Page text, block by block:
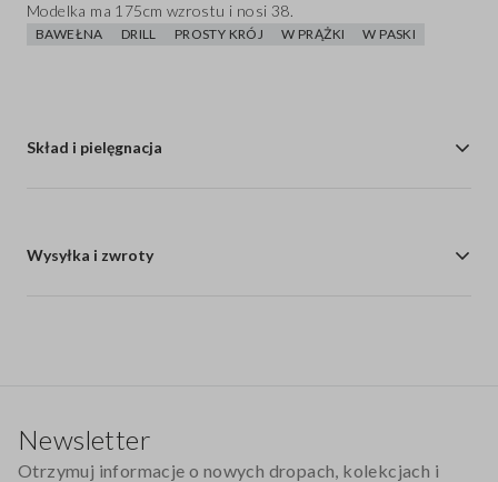
Modelka ma 175cm wzrostu i nosi 38.
BAWEŁNA DRILL PROSTY KRÓJ W PRĄŻKI W PASKI
Skład i pielęgnacja
Wysyłka i zwroty
Newsletter
Otrzymuj informacje o nowych dropach, kolekcjach i